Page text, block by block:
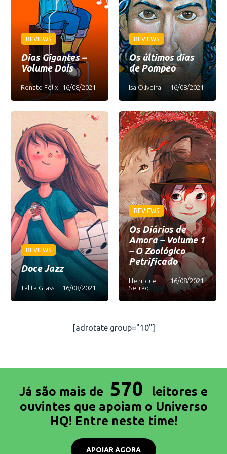
REVIEWS
Dias Gigantes –
Volume Dois
Renato Félix 16/08/2021
REVIEWS
Os últimos dias
de Pompeo
Isa Oliveira 16/08/2021
REVIEWS
Doce Jazz
Talita Grass 16/08/2021
REVIEWS
Os Diários de
Amora – Volume 1
– O Zoológico
Petrificado
Henrique
Serrão
16/08/2021
[adrotate group="10"]
Já são mais de 570
leitores e
ouvintes que apoiam o Universo
HQ! Entre neste time!
APOIAR AGORA